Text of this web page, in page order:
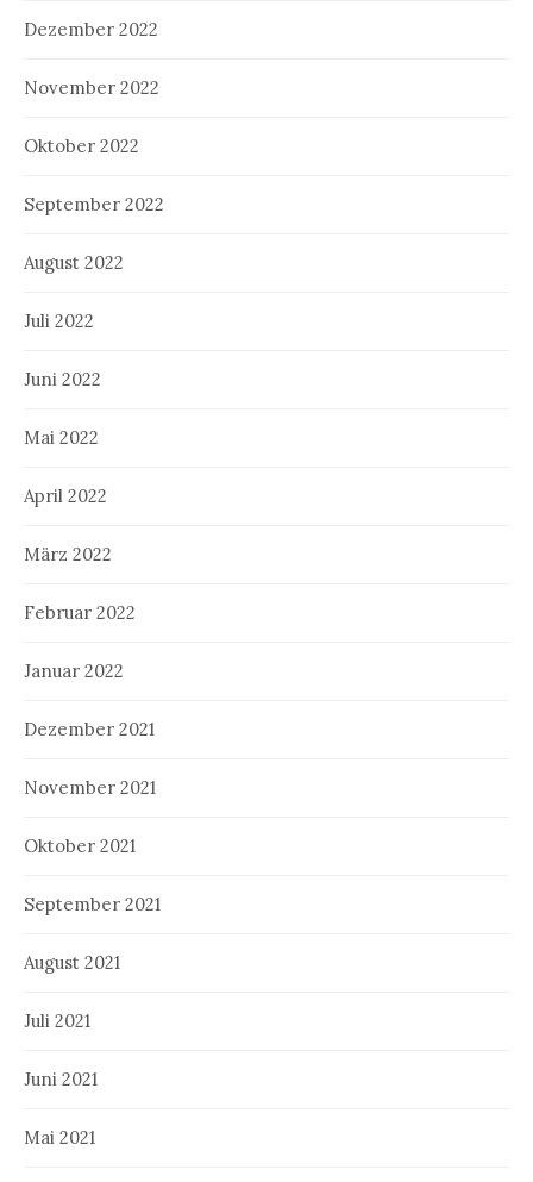
Dezember 2022
November 2022
Oktober 2022
September 2022
August 2022
Juli 2022
Juni 2022
Mai 2022
April 2022
März 2022
Februar 2022
Januar 2022
Dezember 2021
November 2021
Oktober 2021
September 2021
August 2021
Juli 2021
Juni 2021
Mai 2021